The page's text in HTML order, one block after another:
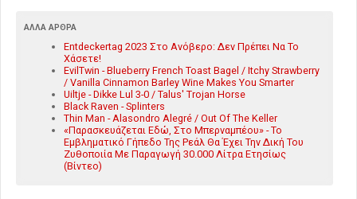
ΆΛΛΑ ΆΡΘΡΑ
Entdeckertag 2023 Στο Ανόβερο: Δεν Πρέπει Να Το
Χάσετε!
EvilTwin - Blueberry French Toast Bagel / Itchy Strawberry
/ Vanilla Cinnamon Barley Wine Makes You Smarter
Uiltje - Dikke Lul 3-0 / Talus' Trojan Horse
Black Raven - Splinters
Thin Man - Alasondro Alegré / Out Of The Keller
«Παρασκευάζεται Εδώ, Στο Μπερναμπέου» - Το
Εμβληματικό Γήπεδο Της Ρεάλ Θα Έχει Την Δική Του
Ζυθοποιία Με Παραγωγή 30.000 Λίτρα Ετησίως
(Βίντεο)